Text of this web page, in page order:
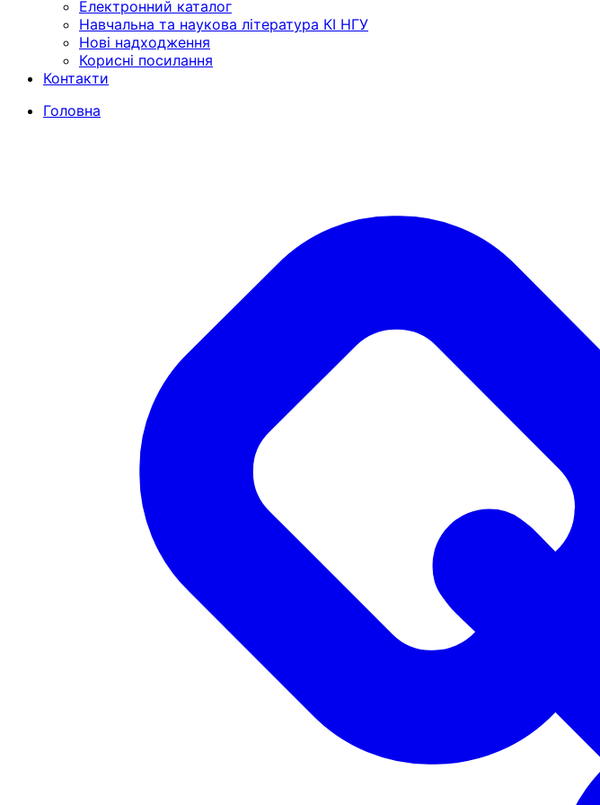
Електронний каталог
Навчальна та наукова література КІ НГУ
Нові надходження
Корисні посилання
Контакти
Головна